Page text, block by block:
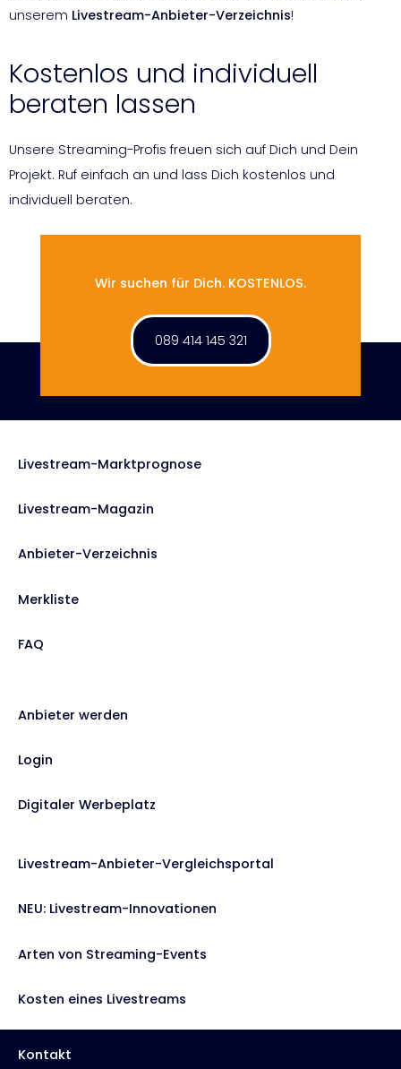
unserem Livestream-Anbieter-Verzeichnis!
Kostenlos und individuell
beraten lassen
Unsere Streaming-Profis freuen sich auf Dich und Dein
Projekt. Ruf einfach an und lass Dich kostenlos und
individuell beraten.
Wir suchen für Dich. KOSTENLOS.
089 414 145 321
Livestream-Marktprognose
Livestream-Magazin
Anbieter-Verzeichnis
Merkliste
FAQ
Anbieter werden
Login
Digitaler Werbeplatz
Livestream-Anbieter-Vergleichsportal
NEU: Livestream-Innovationen
Arten von Streaming-Events
Kosten eines Livestreams
Kontakt